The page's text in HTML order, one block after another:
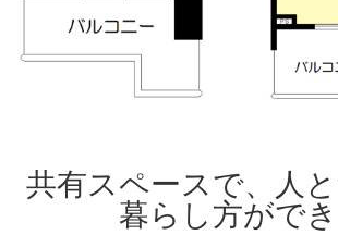
共有スペースで、人
暮らし方がで